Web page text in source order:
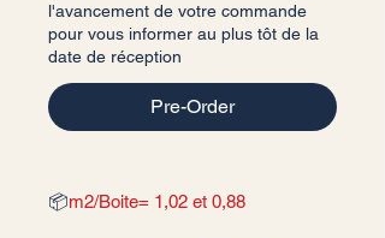
l'avancement de votre commande
pour vous informer au plus tôt de la
date de réception
Pre-Order
📦m2/Boite= 1,02 et 0,88